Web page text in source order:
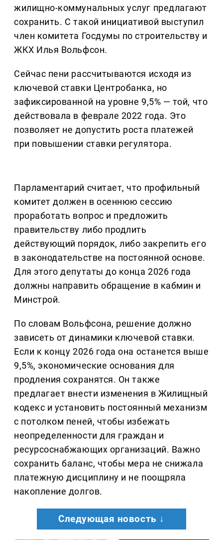
жилищно-коммунальных услуг предлагают
сохранить. С такой инициативой выступил
член комитета Госдумы по строительству и
ЖКХ Илья Вольфсон.
Сейчас пени рассчитываются исходя из
ключевой ставки Центробанка, но
зафиксированной на уровне 9,5% — той, что
действовала в феврале 2022 года. Это
позволяет не допустить роста платежей
при повышении ставки регулятора.
Парламентарий считает, что профильный
комитет должен в осеннюю сессию
проработать вопрос и предложить
правительству либо продлить
действующий порядок, либо закрепить его
в законодательстве на постоянной основе.
Для этого депутаты до конца 2026 года
должны направить обращение в кабмин и
Минстрой.
По словам Вольфсона, решение должно
зависеть от динамики ключевой ставки.
Если к концу 2026 года она останется выше
9,5%, экономические основания для
продления сохранятся. Он также
предлагает внести изменения в Жилищный
кодекс и установить постоянный механизм
с потолком пеней, чтобы избежать
неопределенности для граждан и
ресурсоснабжающих организаций. Важно
сохранить баланс, чтобы мера не снижала
платежную дисциплину и не поощряла
накопление долгов.
Следующая новость ↓